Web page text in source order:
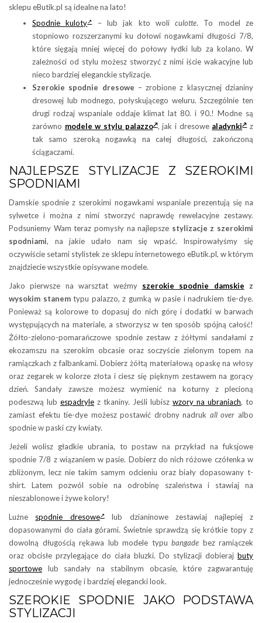
sklepu eButik.pl są idealne na lato!
Spodnie kuloty – lub jak kto woliculotte. To model ze
stopniowo rozszerzanymi ku dołowi nogawkami długości 7/8,
które sięgają mniej więcej do połowy łydki lub za kolano. W
zależności od stylu możesz stworzyć z nimi iście wakacyjne lub
nieco bardziej eleganckie stylizacje.
Szerokie spodnie dresowe – zrobione z klasycznej dzianiny
dresowej lub modnego, połyskującego weluru. Szczególnie ten
drugi rodzaj wspaniale oddaje klimat lat 80. i 90.! Modne są
zarówno modele w stylu palazzo , jak i dresowe aladynki z
tak samo szeroką nogawką na całej długości, zakończoną
ściągaczami.
NAJLEPSZE STYLIZACJE Z SZEROKIMI
SPODNIAMI
Damskie spodnie z szerokimi nogawkami wspaniale prezentują się na
sylwetce i można z nimi stworzyć naprawdę rewelacyjne zestawy.
Podsuniemy Wam teraz pomysły na najlepsze stylizacje z szerokimi
spodniami, na jakie udało nam się wpaść. Inspirowałyśmy się
oczywiście setami stylistek ze sklepu internetowego eButik.pl, w którym
znajdziecie wszystkie opisywane modele.
Jako pierwsze na warsztat weźmy szerokie spodnie damskie z
wysokim stanemtypu palazzo, z gumką w pasie i nadrukiem tie-dye.
Ponieważ są kolorowe to dopasuj do nich górę i dodatki w barwach
występujących na materiale, a stworzysz w ten sposób spójną całość!
Żółto-zielono-pomarańczowe spodnie zestaw z żółtymi sandałami z
ekozamszu na szerokim obcasie oraz soczyście zielonym topem na
ramiączkach z falbankami. Dobierz żółtą materiałową opaskę na włosy
oraz zegarek w kolorze złota i ciesz się pięknym zestawem na gorący
dzień. Sandały zawsze możesz wymienić na koturny z plecioną
podeszwą lub espadryle z tkaniny. Jeśli lubisz wzory na ubraniach, to
zamiast efektu tie-dye możesz postawić drobny nadruk all over albo
spodnie w paski czy kwiaty.
Jeżeli wolisz gładkie ubrania, to postaw na przykład na fuksjowe
spodnie 7/8 z wiązaniem w pasie. Dobierz do nich różowe czółenka w
zbliżonym, lecz nie takim samym odcieniu oraz biały dopasowany t-
shirt. Latem pozwól sobie na odrobinę szaleństwa i stawiaj na
nieszablonowe i żywe kolory!
Luźne spodnie dresowe lub dzianinowe zestawiaj najlepiej z
dopasowanymi do ciała górami. Świetnie sprawdzą się krótkie topy z
dowolną długością rękawa lub modele typu bangade bez ramiączek
oraz obcisłe przylegające do ciała bluzki. Do stylizacji dobieraj buty
sportowe lub sandały na stabilnym obcasie, które zagwarantuję
jednocześnie wygodę i bardziej elegancki look.
SZEROKIE SPODNIE JAKO PODSTAWA
STYLIZACJI